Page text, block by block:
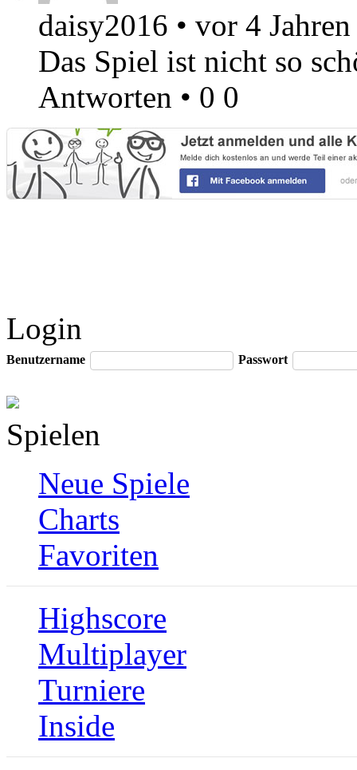
daisy2016 • vor 4 Jahren
Das Spiel ist nicht so
Antworten • 0 0
Login
Benutzername Passwort
Spielen
Neue Spiele
Charts
Favoriten
Highscore
Multiplayer
Turniere
Inside